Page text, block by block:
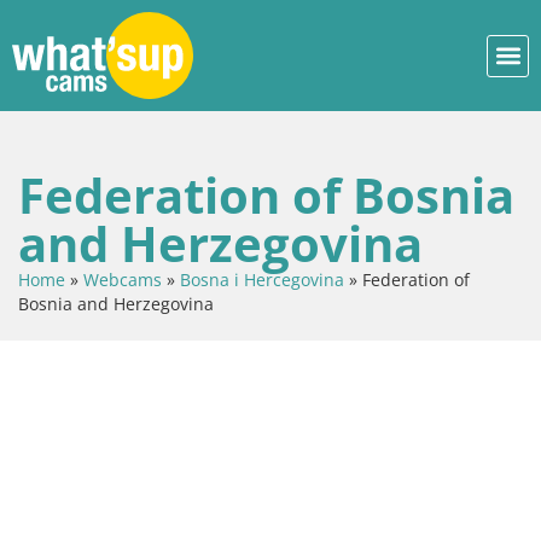
Federation of Bosnia
and Herzegovina
Home » Webcams » Bosna i Hercegovina » Federation of
Bosnia and Herzegovina